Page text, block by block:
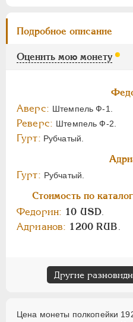
Подробное описание
Оценить мою монету
Аверс: Штемпель Ф-1.
Реверс: Штемпель Ф-2.
Гурт: Рубчатый.
Гурт: Рубчатый.
Стоимость по
Федорин: 10 USD
Адрианов: 1200 RUB
Другие
Цена монеты полкопейки